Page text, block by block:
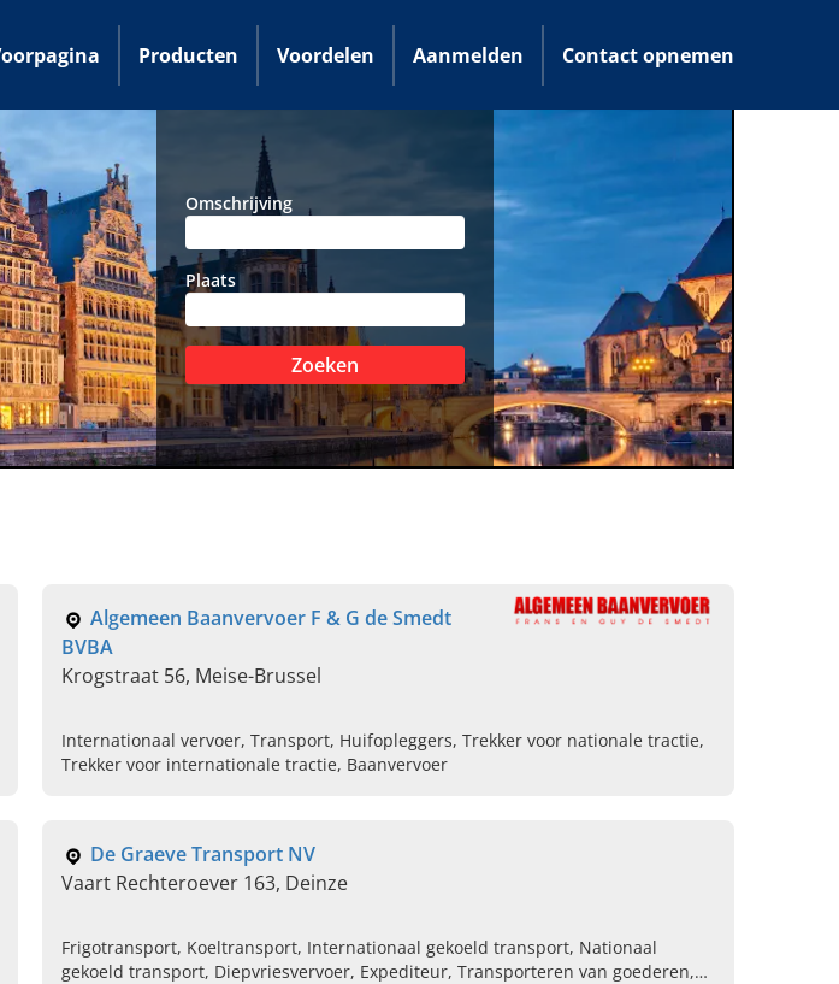
Producten Voordelen Aanmelden Contact opnemen
Omschrijving
Plaats
Zoeken
Algemeen Baanvervoer F & G de Smedt
BVBA
Krogstraat 56, Meise-Brussel
Internationaal vervoer, Transport, Huifopleggers, Trekker voor nationale tractie,
Trekker voor internationale tractie, Baanvervoer
De Graeve Transport NV
Vaart Rechteroever 163, Deinze
Frigotransport, Koeltransport, Internationaal gekoeld transport, Nationaal
gekoeld transport, Diepvriesvervoer, Expediteur, Transporteren van goederen,